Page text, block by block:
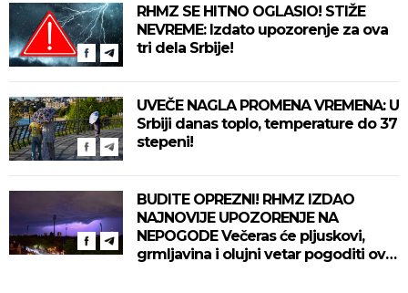
RHMZ SE HITNO OGLASIO! STIŽE
NEVREME: Izdato upozorenje za ova
tri dela Srbije!
UVEČE NAGLA PROMENA VREMENA: U
Srbiji danas toplo, temperature do 37
stepeni!
BUDITE OPREZNI! RHMZ IZDAO
NAJNOVIJE UPOZORENJE NA
NEPOGODE Večeras će pljuskovi,
grmljavina i olujni vetar pogoditi ove